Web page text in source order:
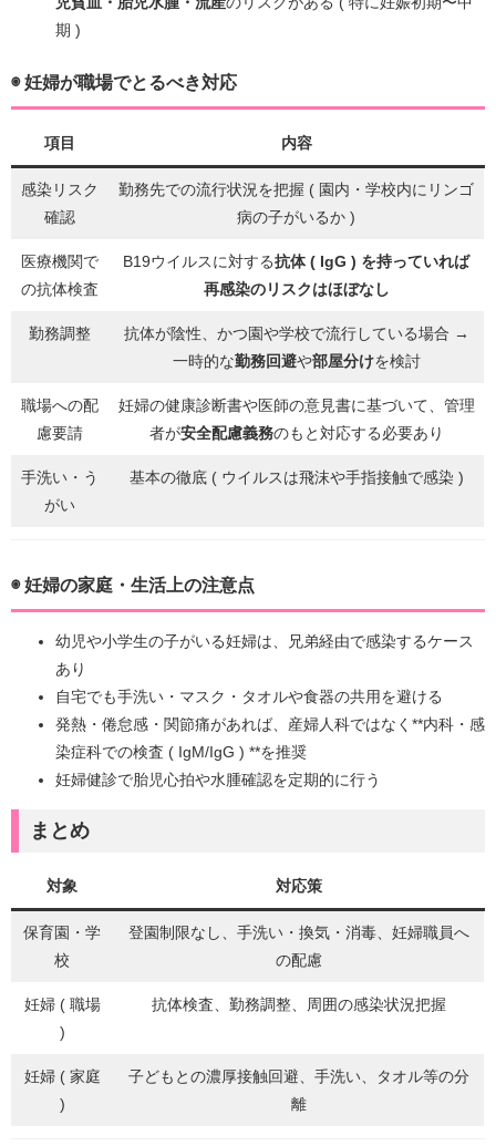
期 )
◉ 妊婦が職場でとるべき対応
項目 内容
感染リスク
確認
勤務先での流行状況を把握 ( 園内・学校内にリンゴ
病の子がいるか )
医療機関で
の抗体検査
B19ウイルスに対する抗体 ( IgG ) を持っていれば
再感染のリスクはほぼなし
勤務調整
抗体が陰性、かつ園や学校で流行している場合 →
一時的な勤務回避や部屋分けを検討
職場への配
慮要請
妊婦の健康診断書や医師の意見書に基づいて、管理
者が安全配慮義務のもと対応する必要あり
手洗い・う
がい
基本の徹底 ( ウイルスは飛沫や手指接触で感染 )
◉ 妊婦の家庭・生活上の注意点
幼児や小学生の子がいる妊婦は、兄弟経由で感染するケース
あり
自宅でも手洗い・マスク・タオルや食器の共用を避ける
発熱・倦怠感・関節痛があれば、産婦人科ではなく**内科・感
染症科での検査 ( IgM/IgG ) **を推奨
妊婦健診で胎児心拍や水腫確認を定期的に行う
まとめ
対象 対応策
保育園・学
校
登園制限なし、手洗い・換気・消毒、妊婦職員へ
の配慮
妊婦 ( 職場
)
抗体検査、勤務調整、周囲の感染状況把握
妊婦 ( 家庭
)
子どもとの濃厚接触回避、手洗い、タオル等の分
離